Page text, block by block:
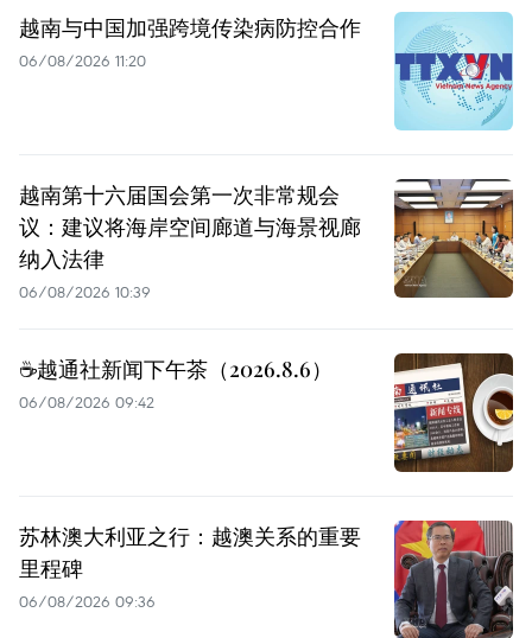
越南与中国加强跨境传染病防控合作
06/08/2026 11:20
越南第十六届国会第一次非常规会
议：建议将海岸空间廊道与海景视廊
纳入法律
06/08/2026 10:39
☕️越通社新闻下午茶（2026.8.6）
06/08/2026 09:42
苏林澳大利亚之行：越澳关系的重要
里程碑
06/08/2026 09:36